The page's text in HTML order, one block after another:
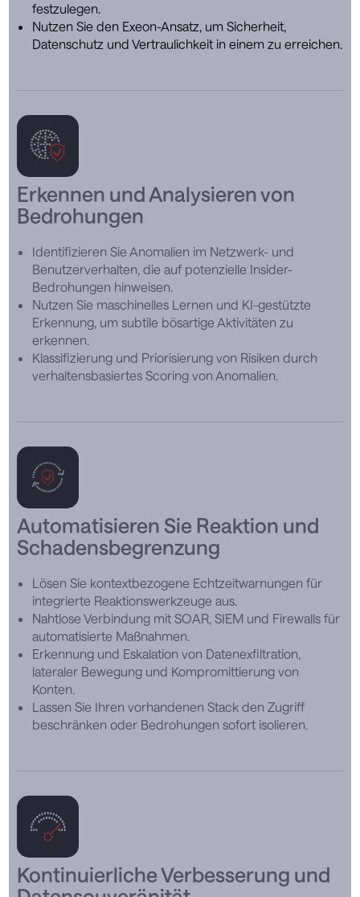
festzulegen.
Nutzen Sie den Exeon-Ansatz, um Sicherheit,
Datenschutz und Vertraulichkeit in einem zu erreichen.
Erkennen und Analysieren von
Bedrohungen
Identifizieren Sie Anomalien im Netzwerk- und
Benutzerverhalten, die auf potenzielle Insider-
Bedrohungen hinweisen.
Nutzen Sie maschinelles Lernen und KI-gestützte
Erkennung, um subtile bösartige Aktivitäten zu
erkennen.
Klassifizierung und Priorisierung von Risiken durch
verhaltensbasiertes Scoring von Anomalien.
Automatisieren Sie Reaktion und
Schadensbegrenzung
Lösen Sie kontextbezogene Echtzeitwarnungen für
integrierte Reaktionswerkzeuge aus.
Nahtlose Verbindung mit SOAR, SIEM und Firewalls für
automatisierte Maßnahmen.
Erkennung und Eskalation von Datenexfiltration,
lateraler Bewegung und Kompromittierung von
Konten.
Lassen Sie Ihren vorhandenen Stack den Zugriff
beschränken oder Bedrohungen sofort isolieren.
Kontinuierliche Verbesserung und